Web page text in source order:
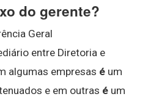
do gerente?
Geral
entre Diretoria e
algumas empresas é um
e em outras é um